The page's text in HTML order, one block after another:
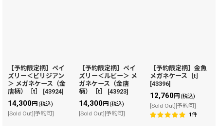
【予約限定柄】ペイ
ズリー＜ビリジアン
＞ メガネケース（金
唐柄）［t］
[43924]
14,300円 (税込)
[Sold Out][予約可]
【予約限定柄】ペイ
ズリー＜ルビー＞ メ
ガネケース（金唐
柄）［t］
[43923]
14,300円 (税込)
[Sold Out][予約可]
【予約限定柄】金魚
メガネケース［t］
[43396]
12,760円 (税込)
[Sold Out][予約可]
1件